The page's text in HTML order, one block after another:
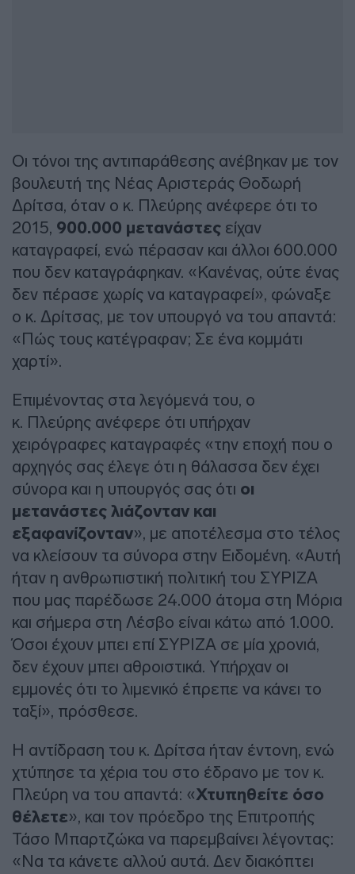
Οι τόνοι της αντιπαράθεσης ανέβηκαν με τον
βουλευτή της Νέας Αριστεράς Θοδωρή
Δρίτσα, όταν ο κ. Πλεύρης ανέφερε ότι το
2015, 900.000 μετανάστες είχαν
καταγραφεί, ενώ πέρασαν και άλλοι 600.000
που δεν καταγράφηκαν. «Κανένας, ούτε ένας
δεν πέρασε χωρίς να καταγραφεί», φώναξε
ο κ. Δρίτσας, με τον υπουργό να του απαντά:
«Πώς τους κατέγραφαν; Σε ένα κομμάτι
χαρτί».
Επιμένοντας στα λεγόμενά του, ο
κ. Πλεύρης ανέφερε ότι υπήρχαν
χειρόγραφες καταγραφές «την εποχή που ο
αρχηγός σας έλεγε ότι η θάλασσα δεν έχει
σύνορα και η υπουργός σας ότι οι
μετανάστες λιάζονταν και
εξαφανίζονταν», με αποτέλεσμα στο τέλος
να κλείσουν τα σύνορα στην Ειδομένη. «Αυτή
ήταν η ανθρωπιστική πολιτική του ΣΥΡΙΖΑ
που μας παρέδωσε 24.000 άτομα στη Μόρια
και σήμερα στη Λέσβο είναι κάτω από 1.000.
Όσοι έχουν μπει επί ΣΥΡΙΖΑ σε μία χρονιά,
δεν έχουν μπει αθροιστικά. Υπήρχαν οι
εμμονές ότι το λιμενικό έπρεπε να κάνει το
ταξί», πρόσθεσε.
Η αντίδραση του κ. Δρίτσα ήταν έντονη, ενώ
χτύπησε τα χέρια του στο έδρανο με τον κ.
Πλεύρη να του απαντά: «Χτυπηθείτε όσο
θέλετε», και τον πρόεδρο της Επιτροπής
Τάσο Μπαρτζώκα να παρεμβαίνει λέγοντας:
«Να τα κάνετε αλλού αυτά. Δεν διακόπτει